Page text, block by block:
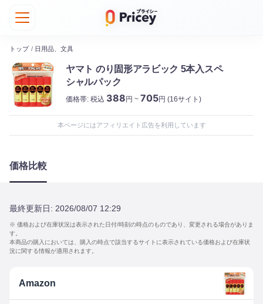
トップ / 日用品、文具
ヤマト のり固形アラビック 5本入スペ
シャルパック
価格帯: 税込 388円 ~ 705円 (16サイト)
本ページにはアフィリエイト広告を利用しています
価格比較
最終更新日: 2026/08/07 12:29
※ 価格および在庫状況は表示された日付/時刻の時点のものであり、変更される場合がありま
す。
本商品の購入においては、購入の時点で該当するサイトに表示されている価格および在庫状
況に関する情報が適用されます。
Amazon